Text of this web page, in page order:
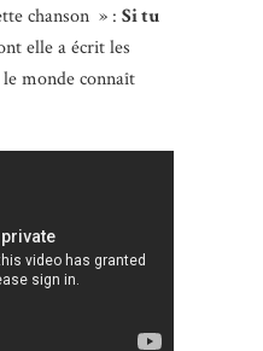
chanson » : Si tu
elle a écrit les
monde connaît